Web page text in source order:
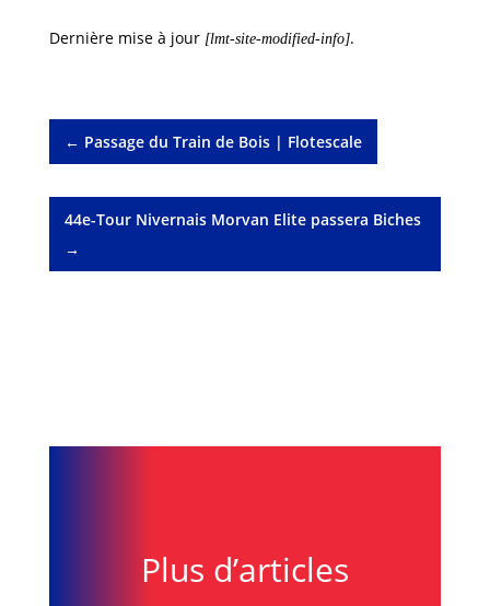
Dernière mise à jour [lmt-site-modified-info].
← Passage du Train de Bois | Flotescale
44e-Tour Nivernais Morvan Elite passera Biches
→
Plus d’articles